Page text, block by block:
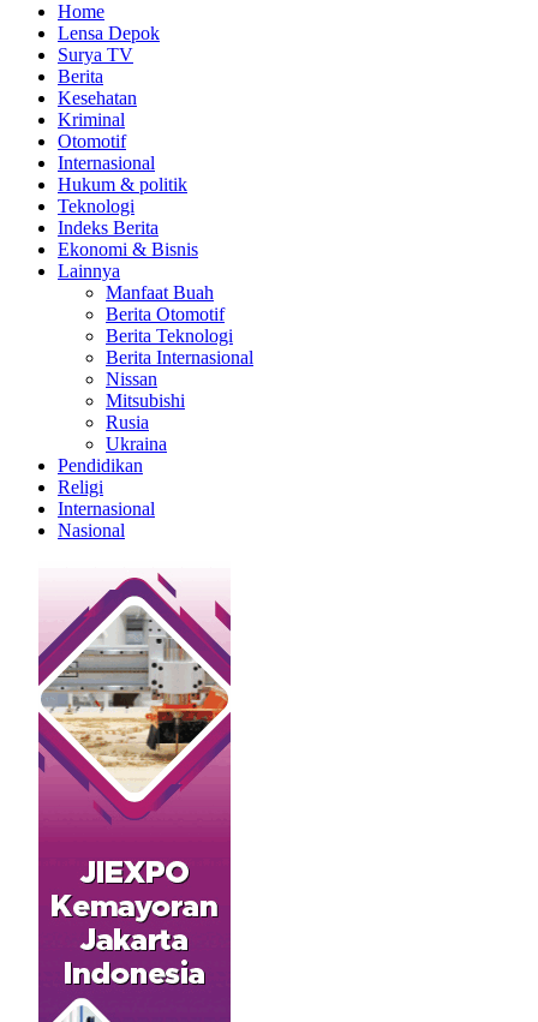
Home
Lensa Depok
Surya TV
Berita
Kesehatan
Kriminal
Otomotif
Internasional
Hukum & politik
Teknologi
Indeks Berita
Ekonomi & Bisnis
Lainnya
Manfaat Buah
Berita Otomotif
Berita Teknologi
Berita Internasional
Nissan
Mitsubishi
Rusia
Ukraina
Pendidikan
Religi
Internasional
Nasional